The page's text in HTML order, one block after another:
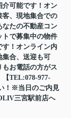
介可能です！オン
客、現地集合での
なたの不動産コン
トで募集中の物件
す！オンライン内
集合、送迎も可
お電話の方がス
TEL:078-977-
！※当日のご内見
三宮駅前店へ